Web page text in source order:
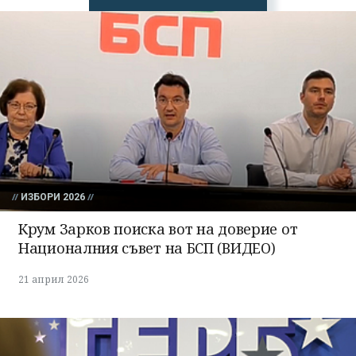
излязохте от
профила си!
ИЗБОРИ 2026
Крум Зарков поиска вот на доверие от
Националния съвет на БСП (ВИДЕО)
21 април 2026